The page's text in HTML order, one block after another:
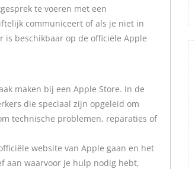
te voeren met een
communiceert of als je niet in
is beschikbaar op de officiële Apple
maken bij een Apple Store. In de
die speciaal zijn opgeleid om
technische problemen, reparaties of
website van Apple gaan en het
aan waarvoor je hulp nodig hebt,